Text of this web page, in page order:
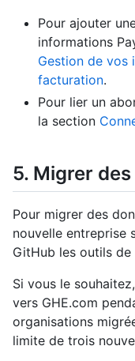
Pour ajouter
informations
Gestion de vos
facturation.
Pour lier un
la section
5. Migrer
Pour migrer des
nouvelle entreprise
GitHub les outils de
Si vous le
vers GHE.com
organisations
limite de trois